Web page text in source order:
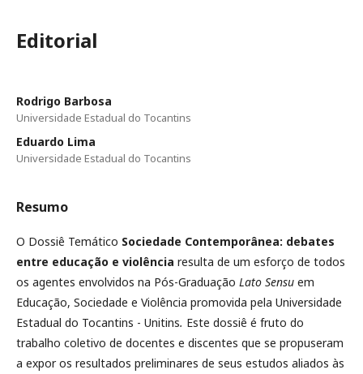
Editorial
Rodrigo Barbosa
Universidade Estadual do Tocantins
Eduardo Lima
Universidade Estadual do Tocantins
Resumo
O Dossiê Temático Sociedade Contemporânea: debates
entre educação e violência resulta de um esforço de todos
os agentes envolvidos na Pós-Graduação Lato Sensu em
Educação, Sociedade e Violência promovida pela Universidade
Estadual do Tocantins - Unitins. Este dossiê é fruto do
trabalho coletivo de docentes e discentes que se propuseram
a expor os resultados preliminares de seus estudos aliados às